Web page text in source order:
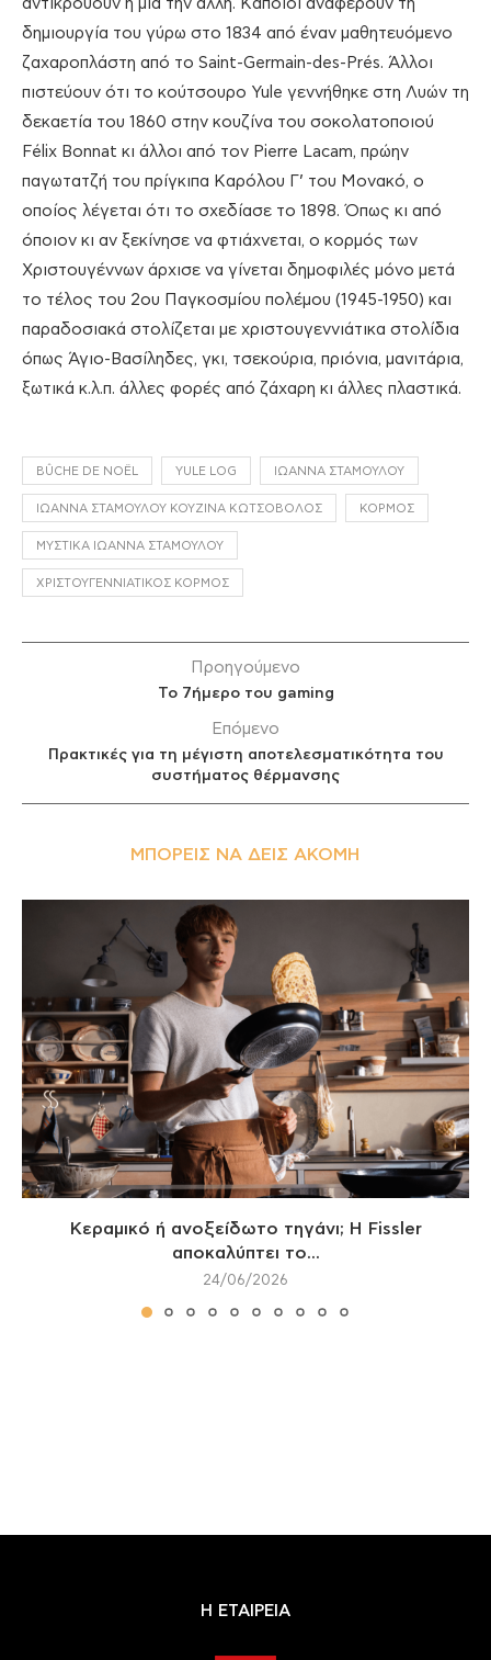
αντικρούουν η μία την άλλη. Κάποιοι αναφέρουν τη
δημιουργία του γύρω στο 1834 από έναν μαθητευόμενο
ζαχαροπλάστη από το Saint-Germain-des-Prés. Άλλοι
πιστεύουν ότι το κούτσουρο Yule γεννήθηκε στη Λυών τη
δεκαετία του 1860 στην κουζίνα του σοκολατοποιού
Félix Bonnat κι άλλοι από τον Pierre Lacam, πρώην
παγωτατζή του πρίγκιπα Καρόλου Γ’ του Μονακό, ο
οποίος λέγεται ότι το σχεδίασε το 1898. Όπως κι από
όποιον κι αν ξεκίνησε να φτιάχνεται, ο κορμός των
Χριστουγέννων άρχισε να γίνεται δημοφιλές μόνο μετά
το τέλος του 2ου Παγκοσμίου πολέμου (1945-1950) και
παραδοσιακά στολίζεται με χριστουγεννιάτικα στολίδια
όπως Άγιο-Βασίληδες, γκι, τσεκούρια, πριόνια, μανιτάρια,
ξωτικά κ.λ.π. άλλες φορές από ζάχαρη κι άλλες πλαστικά.
BÛCHE DE NOËL YULE LOG ΙΩΆΝΝΑ ΣΤΑΜΟΎΛΟΥ
ΙΩΆΝΝΑ ΣΤΑΜΟΎΛΟΥ ΚΟΥΖΊΝΑ ΚΩΤΣΌΒΟΛΟΣ ΚΟΡΜΌΣ
ΜΥΣΤΙΚΆ ΙΩΆΝΝΑ ΣΤΑΜΟΎΛΟΥ
ΧΡΙΣΤΟΥΓΕΝΝΙΆΤΙΚΟΣ ΚΟΡΜΌΣ
Προηγούμενο
Το 7ήμερο του gaming
Επόμενο
Πρακτικές για τη μέγιστη αποτελεσματικότητα του
συστήματος θέρμανσης
ΜΠΟΡΕΊΣ ΝΑ ΔΕΙΣ ΑΚΌΜΗ
Κεραμικό ή ανοξείδωτο τηγάνι; Η Fissler
αποκαλύπτει το...
24/06/2026
Η ΕΤΑΙΡΕΙΑ